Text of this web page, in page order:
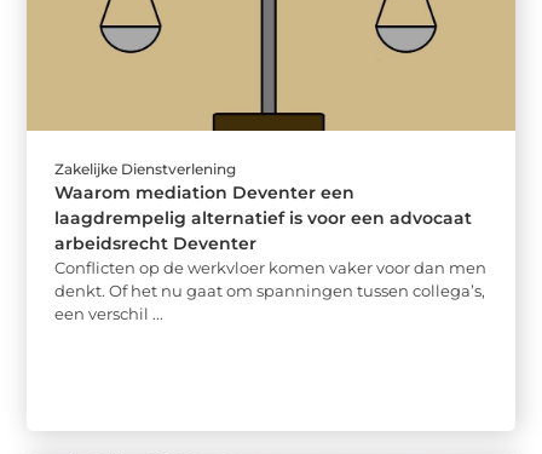
Zakelijke Dienstverlening
Waarom mediation Deventer een
laagdrempelig alternatief is voor een advocaat
arbeidsrecht Deventer
Conflicten op de werkvloer komen vaker voor dan men
denkt. Of het nu gaat om spanningen tussen collega’s,
een verschil ...